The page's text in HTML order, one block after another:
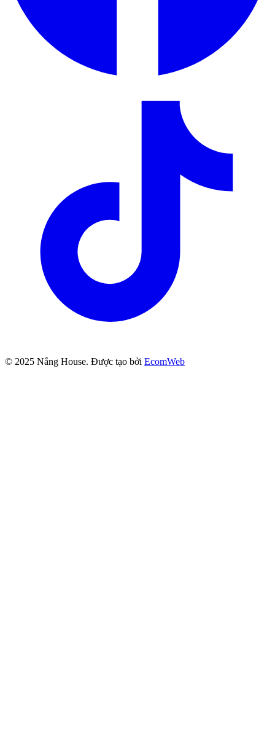
© 2025 Nắng House. Được tạo bởi EcomWeb